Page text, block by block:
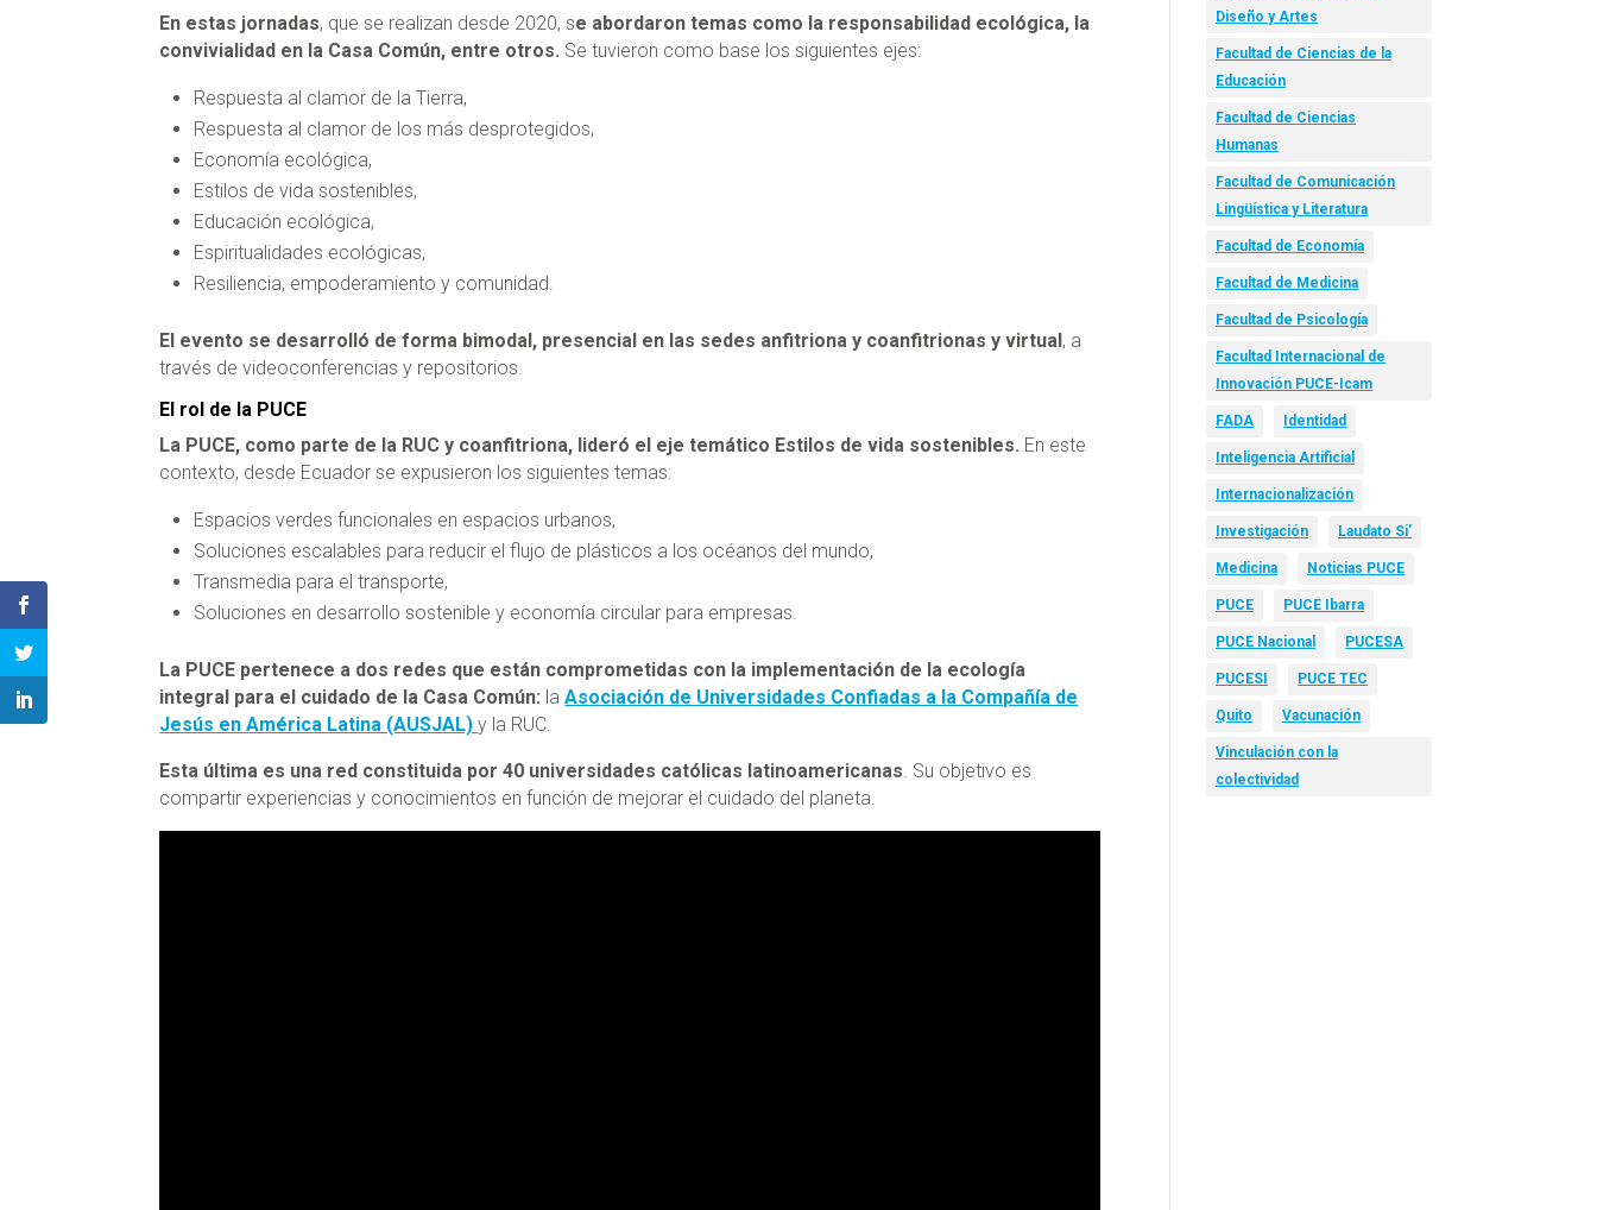
En estas jornadas, que se realizan desde 2020, se abordaron temas como la responsabilidad ecológica, la
convivialidad en la Casa Común, entre otros. Se tuvieron como base los siguientes ejes:
Respuesta al clamor de la Tierra,
Respuesta al clamor de los más desprotegidos,
Economía ecológica,
Estilos de vida sostenibles,
Educación ecológica,
Espiritualidades ecológicas,
Resiliencia, empoderamiento y comunidad.
El evento se desarrolló de forma bimodal, presencial en las sedes anfitriona y coanfitrionas y virtual , a
través de videoconferencias y repositorios.
El rol de la PUCE
La PUCE, como parte de la RUC y coanfitriona, lideró el eje temático Estilos de vida sostenibles. En este
contexto, desde Ecuador se expusieron los siguientes temas:
Espacios verdes funcionales en espacios urbanos,
Soluciones escalables para reducir el flujo de plásticos a los océanos del mundo,
Transmedia para el transporte,
Soluciones en desarrollo sostenible y economía circular para empresas.
La PUCE pertenece a dos redes que están comprometidas con la implementación de la ecología
integral para el cuidado de la Casa Común: laAsociación de Universidades Confiadas a la Compañía de
Jesús en América Latina (AUSJAL)y la RUC.
Esta última es una red constituida por 40 universidades católicas latinoamericanas. Su objetivo es
compartir experiencias y conocimientos en función de mejorar el cuidado del planeta.
Diseño y Artes
Facultad de Ciencias de la
Educación
Facultad de Ciencias
Humanas
Facultad de Comunicación
Lingüística y Literatura
Facultad de Economía
Facultad de Medicina
Facultad de Psicología
Facultad Internacional de
Innovación PUCE-Icam
FADA Identidad
Inteligencia Artificial
Internacionalización
Investigación Laudato Si’
Medicina Noticias PUCE
PUCE PUCE Ibarra
PUCE Nacional PUCESA
PUCESI PUCE TEC
Quito Vacunación
Vinculación con la
colectividad